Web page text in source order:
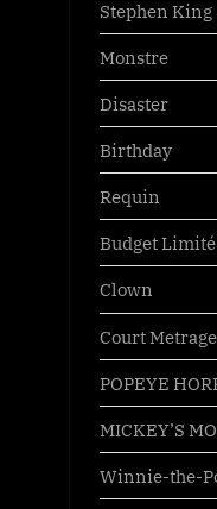
Stephen King
Monstre
Disaster
Birthday
Requin
Budget Limité
Clown
Court Metrage
POPEYE
MICKEY’S
Winnie-the-